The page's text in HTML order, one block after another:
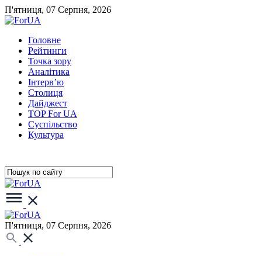
П'ятниця, 07 Серпня, 2026
Головне
Рейтинги
Точка зору
Аналітика
Інтерв’ю
Столиця
Дайджест
TOP For UA
Суспiльство
Культура
П'ятниця, 07 Серпня, 2026